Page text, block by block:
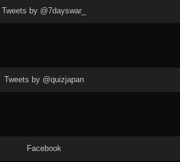
Tweets by @7dayswar_
Tweets by @quizjapan
Facebook